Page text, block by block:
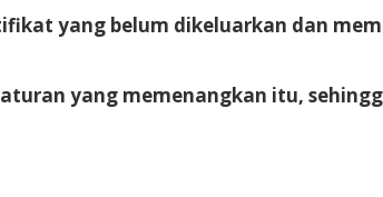
yang belum dikeluarkan dan
yang memenangkan itu,